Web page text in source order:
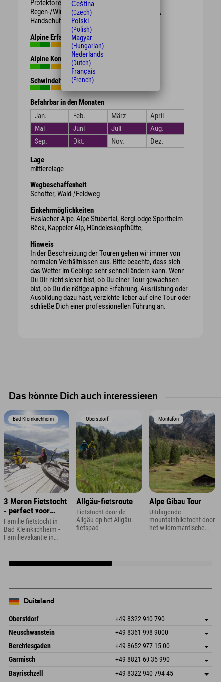
Protektoren.
Regen-/Wind-/Sonnen-/Wetterschutzkleidung,
Handschuhe, Getränk, Proviant.
Alpine Erfahrung
Alpine Kondition
Schwindelfreiheit
Befahrbar in den Monaten
Jan.
Feb. März
April
Mai
Juni Juli
Aug.
Sep.
Okt. Nov. Dez.
Lage
mittlerelage
Wegbeschaffenheit
Schotter, Wald-/Feldweg
Einkehrmöglichkeiten
Haslacher Alpe, Alpe Stubental, BergLodge Sportheim
Böck, Kappeler Alp, Hündeleskopfhütte,
Hinweis
In der Beschreibung der Touren gehen wir immer von
normalen Verhältnissen aus. Bitte beachte, dass sich
das Wetter im Gebirge sehr schnell ändern kann. Wenn
Du Dir nicht sicher bist, ob Du einer Tour gewachsen
bist, ob Du die nötige alpine Erfahrung, Ausrüstung oder
Ausbildung dazu hast, verzichte lieber auf eine Tour oder
schließe Dich einer professionellen Führung an.
Das könnte Dich auch interessieren
Bad Kleinkirchheim
3 Meren Fietstocht
- perfect voor
gezinnen
Familie fietstocht in
Bad Kleinkirchheim -
Familievakantie in
Oberstdorf
Allgäu-fietsroute
Fietstocht door de
Allgäu op het Allgäu-
fietspad
Montafon
Alpe Gibau Tour
Uitdagende
mountainbiketocht door
het wildromantische
Duitsland
Oberstdorf +49 8322 940 790
An der Breitach 3
Duitsland
Adres opslaan
Booking
Neuschwanstein +49 8361 998 9000
An der Riese 45
87484 Nesselwang im Allgäu
Duitsland
Adres opslaan
Aankomstinformatie
Booking
Berchtesgaden +49 8652 977 15 00
Hofreitstr. 7
Duitsland
Adres opslaan
Booking
Garmisch +49 8821 60 35 990
Frickenstraße 22
82490 Farchant
Adres opslaan
Aankomstinformatie
Bayrischzell +49 8322 940 794 45
Čeština
(Czech)
Polski
(Polish)
Magyar
(Hungarian)
Nederlands
(Dutch)
Français
(French)